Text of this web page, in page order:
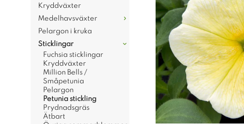
Kryddväxter
Medelhavsväxter
Pelargon i kruka
Sticklingar
Fuchsia sticklingar
Kryddväxter
Million Bells /
Småpetunia
Pelargon
Petunia stickling
Prydnadsgräs
Ätbart